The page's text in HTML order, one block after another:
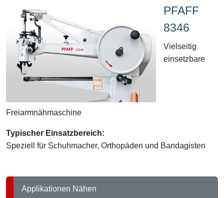
PFAFF
8346
Vielseitig
einsetzbare
Freiarmnähmaschine
Typischer Einsatzbereich:
Speziell für Schuhmacher, Orthopäden und Bandagisten
Applikationen Nähen